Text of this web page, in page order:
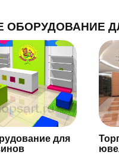
ОБОРУДОВАНИЕ
для